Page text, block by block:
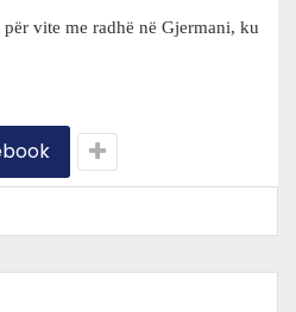
vite me radhë në Gjermani, ku